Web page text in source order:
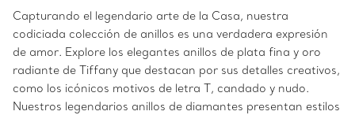
Capturando el legendario arte de la Casa, nuestra
codiciada colección de anillos es una verdadera expresión
de amor. Explore los elegantes anillos de plata fina y oro
radiante de Tiffany que destacan por sus detalles creativos,
como los icónicos motivos de letra T, candado y nudo.
Nuestros legendarios anillos de diamantes presentan estilos